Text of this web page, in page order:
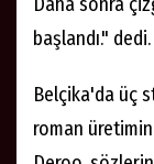
başlandı." dedi.
Belçika'da üç
roman